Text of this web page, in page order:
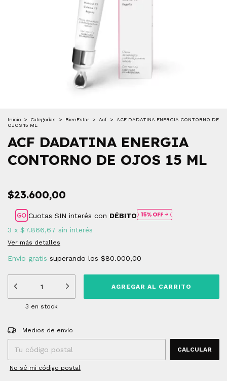
Inicio > Categorìas > BienEstar > Acf >
ACF DADATINA ENERGIA CONTORNO DE
OJOS 15 ML
ACF DADATINA ENERGIA
CONTORNO DE OJOS 15 ML
$23.600,00
Cuotas SIN interés con DÉBITO
3 x $7.866,67 sin interés
Ver más detalles
Envío gratis superando los $80.000,00
3 en stock
Entregas para el CP:
Medios de envío
CALCULAR
No sé mi código postal